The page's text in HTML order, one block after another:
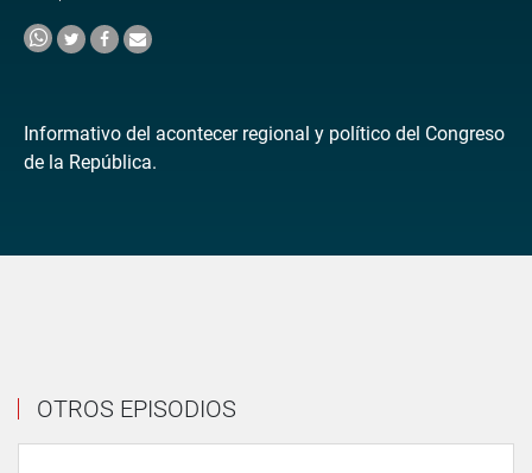
Informativo del acontecer regional y político del Congreso
de la República.
OTROS EPISODIOS